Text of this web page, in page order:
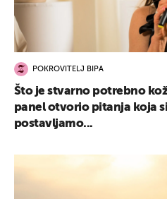
POKROVITELJ BIPA
Što je stvarno potrebno
panel otvorio pitanja koja
postavljamo...